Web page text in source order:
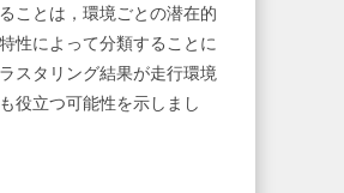
ことは，環境ごとの潜在的
性によって分類することに
スタリング結果が走行環境
役立つ可能性を示しまし